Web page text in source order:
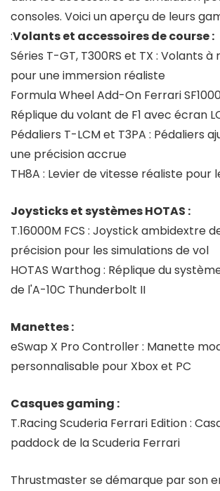
consoles. Voici un aperçu de leurs
:Volants et accessoires de course :
Séries T-GT, T300RS et TX : Volants
pour une immersion réaliste
Formula Wheel Add-On Ferrari
Réplique du volant de F1 avec écran
Pédaliers T-LCM et T3PA : Pédaliers
une précision accrue
TH8A : Levier de vitesse réaliste pour
Joysticks et systèmes HOTAS :
T.16000M FCS : Joystick ambidextre
précision pour les simulations de vol
HOTAS Warthog : Réplique du
de l'A-10C Thunderbolt II
Manettes :
eSwap X Pro Controller : Manette
personnalisable pour Xbox et PC
Casques gaming :
T.Racing Scuderia Ferrari Edition :
paddock de la Scuderia Ferrari
Thrustmaster se démarque par son